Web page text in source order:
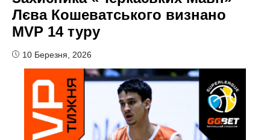
Лєва Кошеватського визнано
MVP 14 туру
10 Березня, 2026